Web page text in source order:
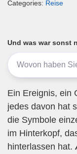
ail c
b
o
o
k
Categories: Reise
Und was war sonst
Ein Ereignis, ein
jedes davon hat
die Symbole
im Hinterkopf,
hinterlassen hat.